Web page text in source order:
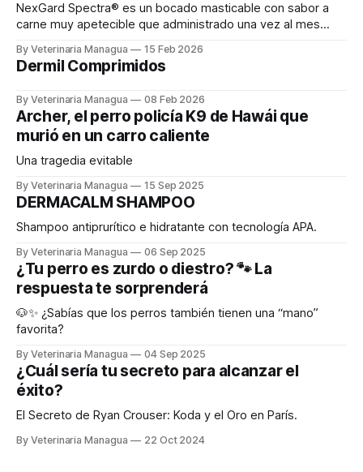
NexGard Spectra® es un bocado masticable con sabor a
carne muy apetecible que administrado una vez al mes
garrapatas, ácaros, gusanos del corazón y gusanos
intestinales en una sola toma. Detalles de producto * Trata
By Veterinaria Managua 15 Feb 2026
Dermil Comprimidos
By Veterinaria Managua 08 Feb 2026
Archer, el perro policía K9 de Hawái que
murió en un carro caliente
Una tragedia evitable
By Veterinaria Managua 15 Sep 2025
DERMACALM SHAMPOO
Shampoo antiprurítico e hidratante con tecnología APA.
By Veterinaria Managua 06 Sep 2025
¿Tu perro es zurdo o diestro? 🐾 La
respuesta te sorprenderá
🐶✨ ¿Sabías que los perros también tienen una “mano”
favorita?
By Veterinaria Managua 04 Sep 2025
¿Cuál sería tu secreto para alcanzar el
éxito?
El Secreto de Ryan Crouser: Koda y el Oro en París.
By Veterinaria Managua 22 Oct 2024